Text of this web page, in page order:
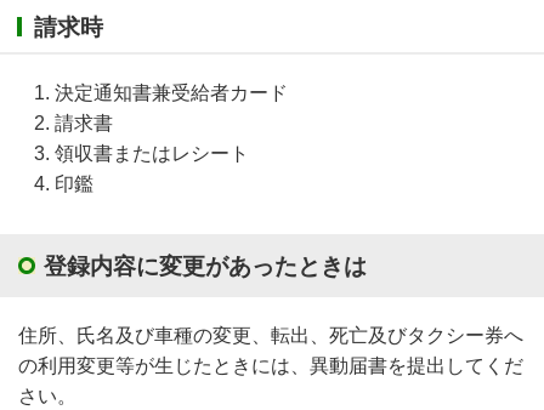
請求時
決定通知書兼受給者カード
請求書
領収書またはレシート
印鑑
登録内容に変更があったときは
住所、氏名及び車種の変更、転出、死亡及びタクシー券へ
の利用変更等が生じたときには、異動届書を提出してくだ
さい。